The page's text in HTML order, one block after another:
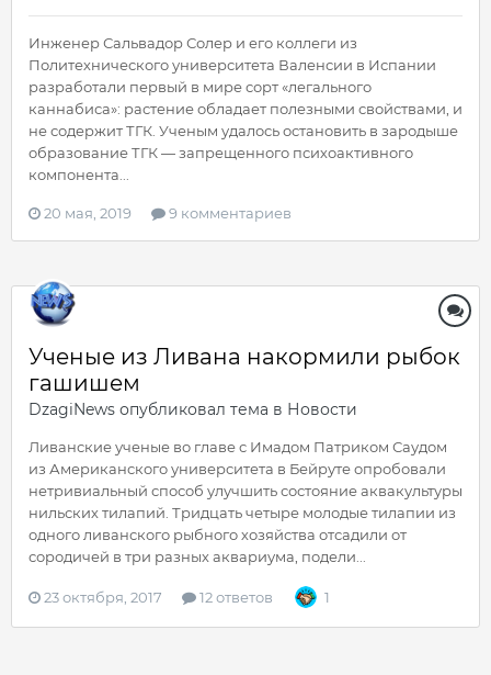
Инженер Сальвадор Солер и его коллеги из
Политехнического университета Валенсии в Испании
разработали первый в мире сорт «легального
каннабиса»: растение обладает полезными свойствами, и
не содержит ТГК. Ученым удалось остановить в зародыше
образование ТГК — запрещенного психоактивного
компонента...
20 мая, 2019 9 комментариев
Ученые из Ливана накормили рыбок
гашишем
DzagiNews опубликовал тема в Новости
Ливанские ученые во главе с Имадом Патриком Саудом
из Американского университета в Бейруте опробовали
нетривиальный способ улучшить состояние аквакультуры
нильских тилапий. Тридцать четыре молодые тилапии из
одного ливанского рыбного хозяйства отсадили от
сородичей в три разных аквариума, подели...
23 октября, 2017 12 ответов 1